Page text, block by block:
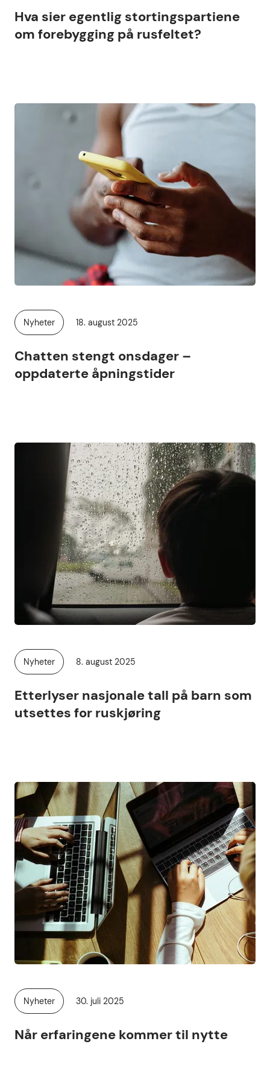
Hva sier egentlig stortingspartiene
om forebygging på rusfeltet?
Chatten stengt onsdager –
oppdaterte åpningstider
Kategori:
Nyheter Publisert
18. august 2025
Etterlyser nasjonale tall på barn som
utsettes for ruskjøring
Kategori:
Nyheter Publisert
8. august 2025
Når erfaringene kommer til nytte
Kategori:
Nyheter Publisert
30. juli 2025